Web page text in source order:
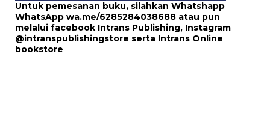
Untuk pemesanan buku, silahkan Whatshapp
WhatsApp wa.me/6285284038688 atau pun
melalui facebook Intrans Publishing, Instagram
@intranspublishingstore serta Intrans Online
bookstore